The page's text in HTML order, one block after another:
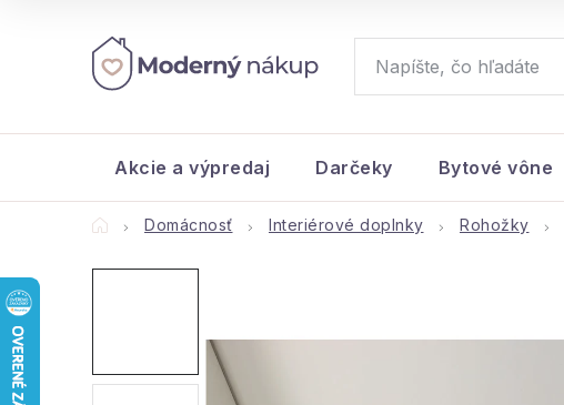
Akcie a výpredaj Darčeky Bytové vône
DomovDomácnosť Interiérové doplnky Rohožky